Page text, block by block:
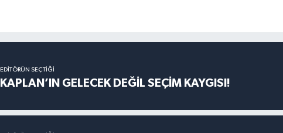
EDITÖRÜN SEÇTIĞI
KAPLAN’IN GELECEK DEĞİL SEÇİM KAYGISI!